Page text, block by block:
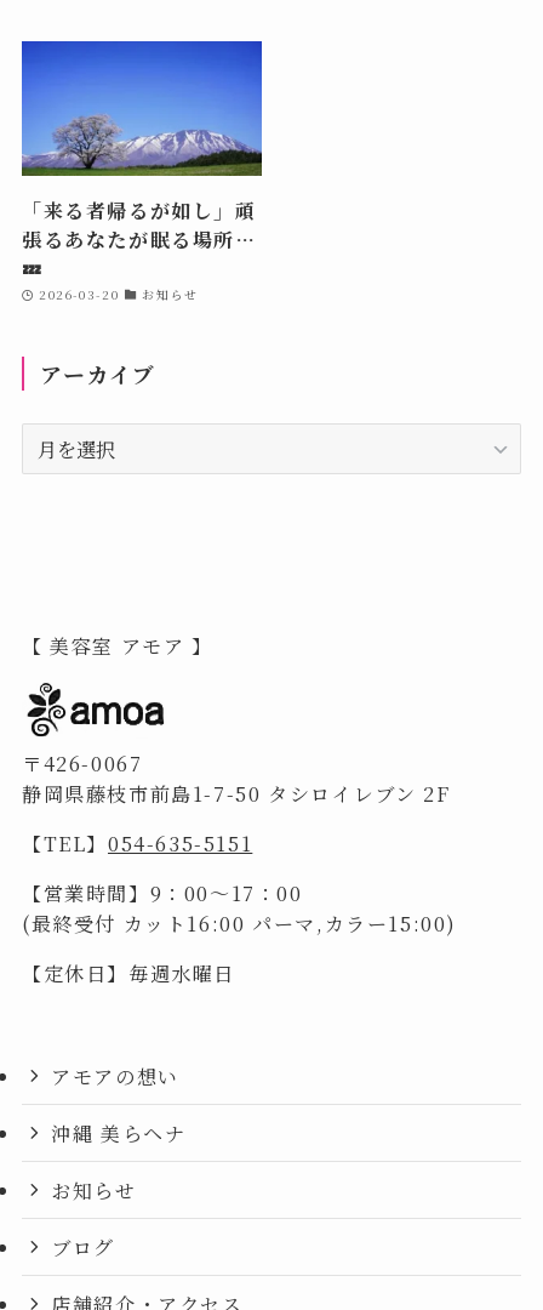
「来る者帰るが如し」頑
張るあなたが眠る場所…
💤
2026-03-20 お知らせ
アーカイブ
ア
ー
【 美容室 アモア 】
〒426-0067
静岡県藤枝市前島1-7-50 タシロイレブン 2F
【TEL】 054-635-5151
【営業時間】9：00～17：00
(最終受付 カット16:00 パーマ,カラー15:00)
【定休日】毎週水曜日
アモアの想い
沖縄 美らヘナ
お知らせ
ブログ